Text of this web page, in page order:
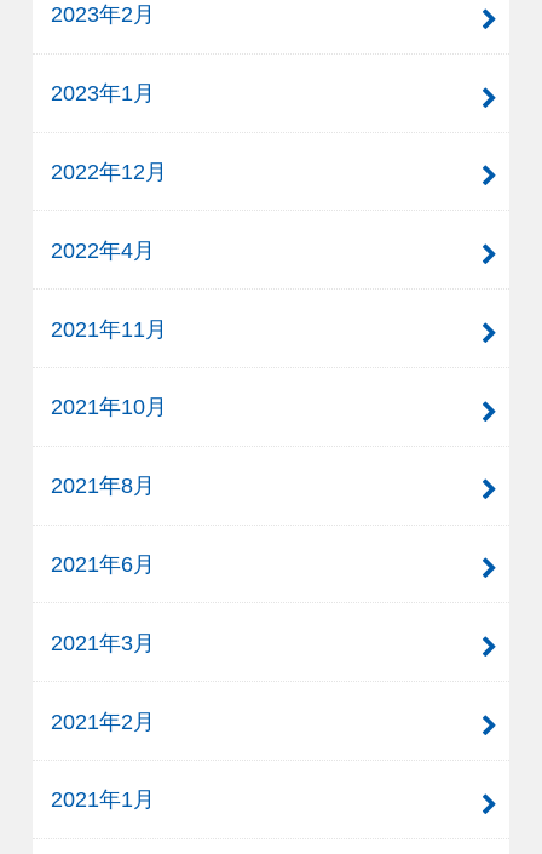
2023年2月
2023年1月
2022年12月
2022年4月
2021年11月
2021年10月
2021年8月
2021年6月
2021年3月
2021年2月
2021年1月